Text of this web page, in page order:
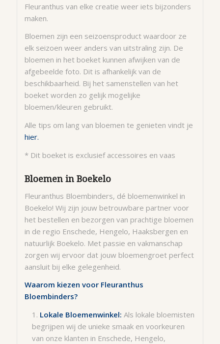
Fleuranthus van elke creatie weer iets bijzonders
maken.
Bloemen zijn een seizoensproduct waardoor ze
elk seizoen weer anders van uitstraling zijn. De
bloemen in het boeket kunnen afwijken van de
afgebeelde foto. Dit is afhankelijk van de
beschikbaarheid. Bij het samenstellen van het
boeket worden zo gelijk mogelijke
bloemen/kleuren gebruikt.
Alle tips om lang van bloemen te genieten vindt je
hier.
* Dit boeket is exclusief accessoires en vaas
Bloemen in Boekelo
Fleuranthus Bloembinders, dé bloemenwinkel in
Boekelo! Wij zijn jouw betrouwbare partner voor
het bestellen en bezorgen van prachtige bloemen
in de regio Enschede, Hengelo, Haaksbergen en
natuurlijk Boekelo. Met passie en vakmanschap
zorgen wij ervoor dat jouw bloemengroet perfect
aansluit bij elke gelegenheid.
Waarom kiezen voor Fleuranthus
Bloembinders?
Lokale Bloemenwinkel: Als lokale bloemisten
begrijpen wij de unieke smaak en voorkeuren
van onze klanten in Enschede, Hengelo,